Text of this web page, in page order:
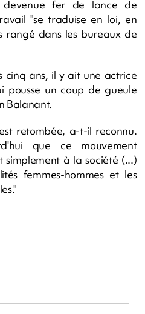
devenue fer de lance de
"se traduise en loi, en
rangé dans les bureaux de
cinq ans, il y ait une actrice
pousse un coup de gueule
Balanant.
retombée, a-t-il reconnu.
que ce mouvement
à la société (...)
femmes-hommes et les